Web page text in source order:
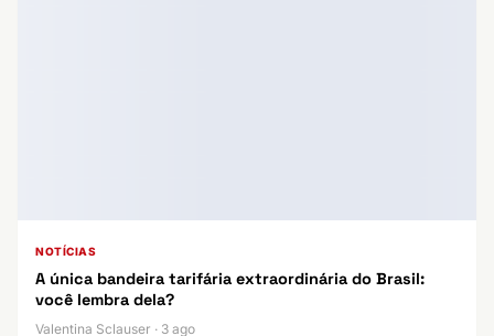
NOTÍCIAS
A única bandeira tarifária extraordinária do Brasil:
você lembra dela?
Valentina Sclauser · 3 ago